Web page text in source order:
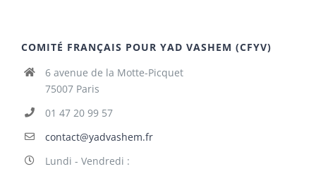
COMITÉ FRANÇAIS POUR YAD VASHEM (CFYV)
6 avenue de la Motte-Picquet
75007 Paris
01 47 20 99 57
contact@yadvashem.fr
Lundi - Vendredi :